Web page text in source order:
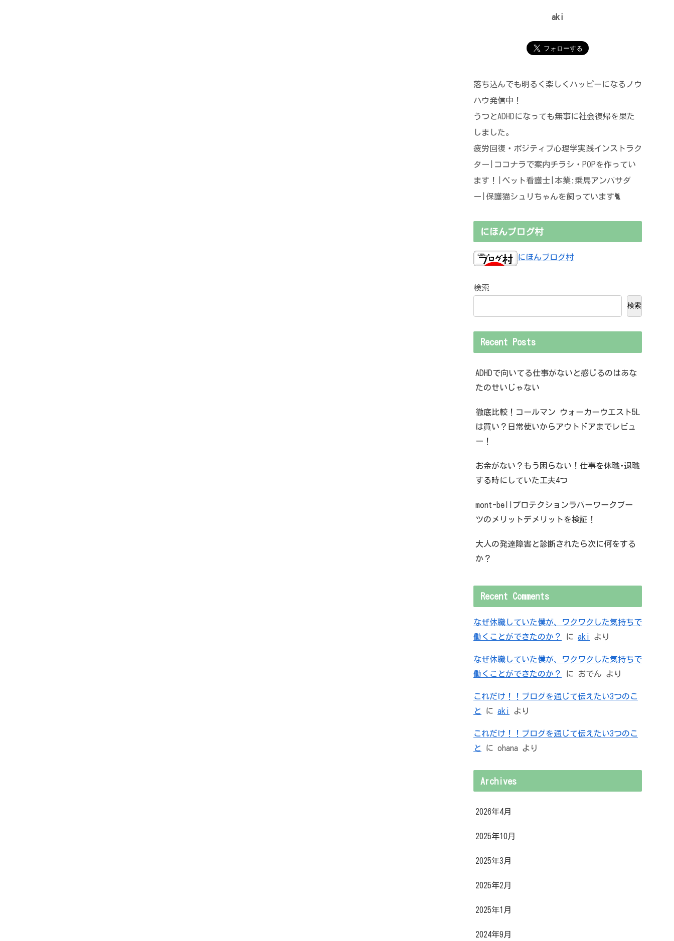
aki
落ち込んでも明るく楽しくハッピーになるノウ
ハウ発信中！
うつとADHDになっても無事に社会復帰を果た
しました。
疲労回復・ポジティブ心理学実践インストラク
ター|ココナラで案内チラシ・POPを作ってい
ます！|ペット看護士|本業:乗馬アンバサダ
ー|保護猫シュリちゃんを飼っています🐈
にほんブログ村
にほんブログ村
検索
検索
Recent Posts
ADHDで向いてる仕事がないと感じるのはあな
たのせいじゃない
徹底比較！コールマン ウォーカーウエスト5L
は買い？日常使いからアウトドアまでレビュ
ー！
お金がない？もう困らない！仕事を休職･退職
する時にしていた工夫4つ
mont-bellプロテクションラバーワークブー
ツのメリットデメリットを検証！
大人の発達障害と診断されたら次に何をする
か？
Recent Comments
なぜ休職していた僕が、ワクワクした気持ちで
働くことができたのか？
に aki より
なぜ休職していた僕が、ワクワクした気持ちで
働くことができたのか？
に おでん より
これだけ！！ブログを通じて伝えたい3つのこ
と
に aki より
これだけ！！ブログを通じて伝えたい3つのこ
と
に ohana より
Archives
2026年4月
2025年10月
2025年3月
2025年2月
2025年1月
2024年9月